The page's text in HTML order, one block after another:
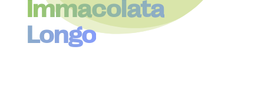
Immacolata
Longo